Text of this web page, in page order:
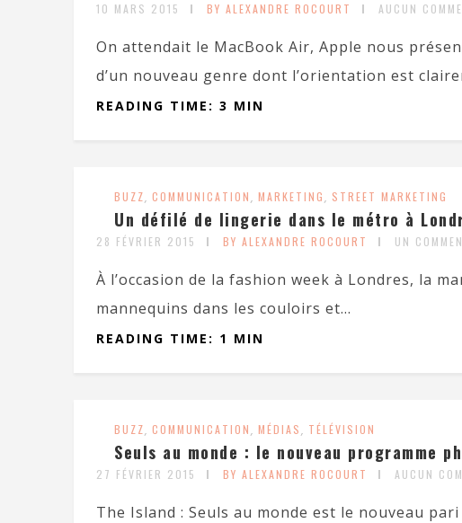
10 MARS 2015 BY ALEXANDRE ROCOURT AUCUN
On attendait le MacBook Air, Apple nous
d’un nouveau genre dont l’orientation est
READING TIME: 3 MIN
BUZZ, COMMUNICATION, MARKETING, STREET MARKETING
Un défilé de lingerie dans le métro à
28 FÉVRIER 2015 BY ALEXANDRE ROCOURT UN
À l’occasion de la fashion week à Londres, la
mannequins dans les couloirs et...
READING TIME: 1 MIN
BUZZ, COMMUNICATION, MÉDIAS, TÉLÉVISION
Seuls au monde : le nouveau programme
27 FÉVRIER 2015 BY ALEXANDRE ROCOURT AUCUN
The Island : Seuls au monde est le nouveau